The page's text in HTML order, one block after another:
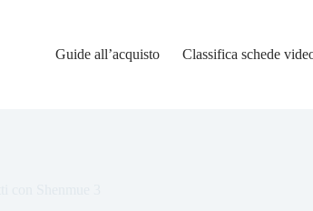
Guide all’acquisto
Classifica schede